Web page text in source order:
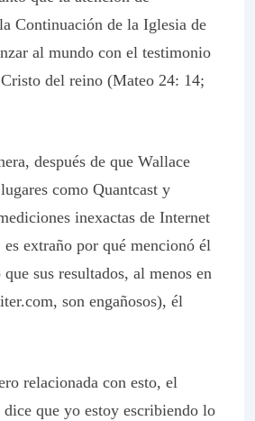
Continuación de la Iglesia de
al mundo con el testimonio
del reino (Mateo 24: 14;
después de que Wallace
como Quantcast y
inexactas de Internet
es extraño por qué mencionó él
sus resultados, al menos en
son engañosos), él
relacionada con esto, el
que yo estoy escribiendo lo